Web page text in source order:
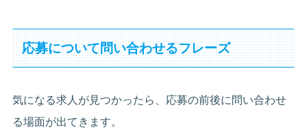
応募について問い合わせるフレーズ
気になる求人が見つかったら、応募の前後に問い合わせ
る場面が出てきます。